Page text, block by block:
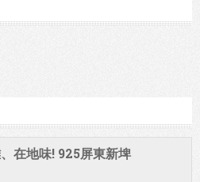
在地味! 925屏東新埤